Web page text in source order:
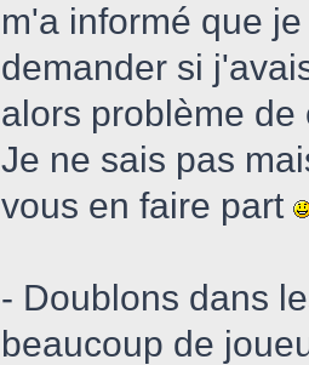
m'a informé que
demander si
alors problème
Je ne sais pas
vous en faire part
- Doublons dans
beaucoup de